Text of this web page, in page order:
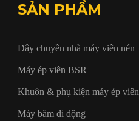
SẢN PHẨM
Dây chuyền nhà máy viên nén
Máy ép viên BSR
Khuôn & phụ kiện máy ép viên
Máy băm di động